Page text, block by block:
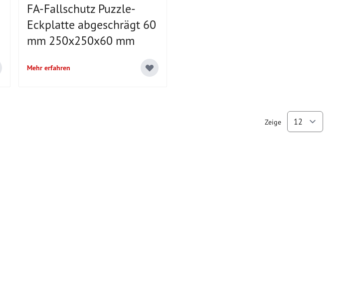
FA-Fallschutz Puzzle-
Eckplatte abgeschrägt 60
mm 250x250x60 mm
Mehr erfahren
Zeige